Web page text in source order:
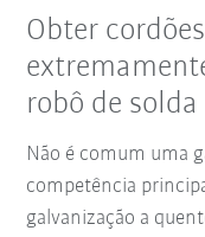
Obter
robô de solda
Não é comum uma
competência
galvanização a